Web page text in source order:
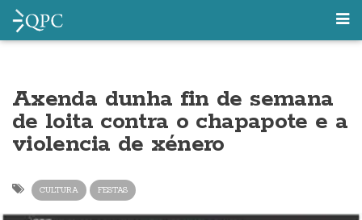
Axenda dunha fin de semana
de loita contra o chapapote e a
violencia de xénero
CULTURA FESTAS